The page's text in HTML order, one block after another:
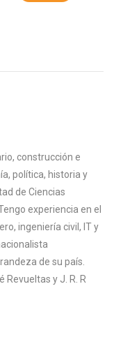
construcción e
política, historia y
de Ciencias
experiencia en el
ingeniería civil, IT y
de su país.
Revueltas y J. R. R